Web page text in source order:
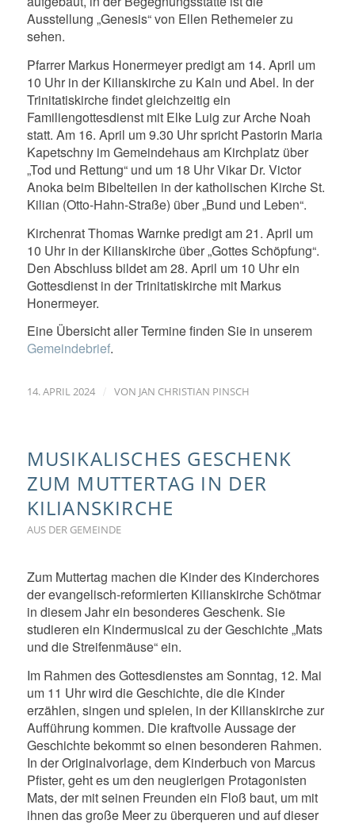
Ausstellung „Genesis“ von Ellen Rethemeier zu
sehen.
Pfarrer Markus Honermeyer predigt am 14. April um
10 Uhr in der Kilianskirche zu Kain und Abel. In der
Trinitatiskirche findet gleichzeitig ein
Familiengottesdienst mit Elke Luig zur Arche Noah
statt. Am 16. April um 9.30 Uhr spricht Pastorin Maria
Kapetschny im Gemeindehaus am Kirchplatz über
„Tod und Rettung“ und um 18 Uhr Vikar Dr. Victor
Anoka beim Bibelteilen in der katholischen Kirche St.
Kilian (Otto-Hahn-Straße) über „Bund und Leben“.
Kirchenrat Thomas Warnke predigt am 21. April um
10 Uhr in der Kilianskirche über „Gottes Schöpfung“.
Den Abschluss bildet am 28. April um 10 Uhr ein
Gottesdienst in der Trinitatiskirche mit Markus
Honermeyer.
Eine Übersicht aller Termine finden Sie in unserem
Gemeindebrief.
14. APRIL 2024 / VON JAN CHRISTIAN PINSCH
MUSIKALISCHES GESCHENK
ZUM MUTTERTAG IN DER
KILIANSKIRCHE
AUS DER GEMEINDE
Zum Muttertag machen die Kinder des Kinderchores
der evangelisch-reformierten Kilianskirche Schötmar
in diesem Jahr ein besonderes Geschenk. Sie
studieren ein Kindermusical zu der Geschichte „Mats
und die Streifenmäuse“ ein.
Im Rahmen des Gottesdienstes am Sonntag, 12. Mai
um 11 Uhr wird die Geschichte, die die Kinder
erzählen, singen und spielen, in der Kilianskirche zur
Aufführung kommen. Die kraftvolle Aussage der
Geschichte bekommt so einen besonderen Rahmen.
In der Originalvorlage, dem Kinderbuch von Marcus
Pfister, geht es um den neugierigen Protagonisten
Mats, der mit seinen Freunden ein Floß baut, um mit
ihnen das große Meer zu überqueren und auf dieser